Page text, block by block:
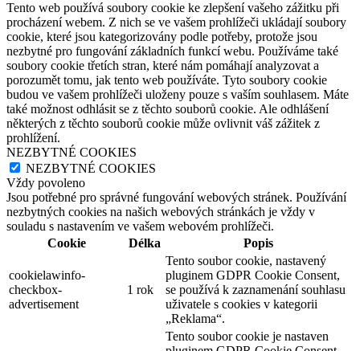
Tento web používá soubory cookie ke zlepšení vašeho zážitku při
procházení webem. Z nich se ve vašem prohlížeči ukládají soubory
cookie, které jsou kategorizovány podle potřeby, protože jsou
nezbytné pro fungování základních funkcí webu. Používáme také
soubory cookie třetích stran, které nám pomáhají analyzovat a
porozumět tomu, jak tento web používáte. Tyto soubory cookie
budou ve vašem prohlížeči uloženy pouze s vaším souhlasem. Máte
také možnost odhlásit se z těchto souborů cookie. Ale odhlášení
některých z těchto souborů cookie může ovlivnit váš zážitek z
prohlížení.
NEZBYTNÉ COOKIES
NEZBYTNÉ COOKIES
Vždy povoleno
Jsou potřebné pro správné fungování webových stránek. Používání
nezbytných cookies na našich webových stránkách je vždy v
souladu s nastavením ve vašem webovém prohlížeči.
Cookie
Délka Popis
cookielawinfo-
checkbox-
advertisement
1 rok
Tento soubor cookie, nastavený
pluginem GDPR Cookie Consent,
se používá k zaznamenání souhlasu
uživatele s cookies v kategorii
„Reklama“.
Tento soubor cookie je nastaven